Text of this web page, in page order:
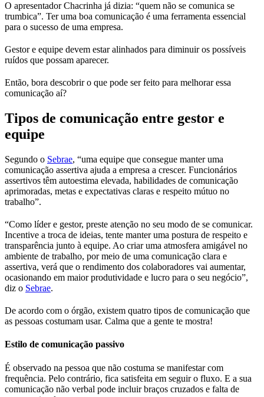
O apresentador Chacrinha já dizia: “quem não se comunica se
trumbica”. Ter uma boa comunicação é uma ferramenta essencial
para o sucesso de uma empresa.
Gestor e equipe devem estar alinhados para diminuir os possíveis
ruídos que possam aparecer.
Então, bora descobrir o que pode ser feito para melhorar essa
comunicação aí?
Tipos de comunicação entre gestor e
equipe
Segundo o Sebrae, “uma equipe que consegue manter uma
comunicação assertiva ajuda a empresa a crescer. Funcionários
assertivos têm autoestima elevada, habilidades de comunicação
aprimoradas, metas e expectativas claras e respeito mútuo no
trabalho”.
“Como líder e gestor, preste atenção no seu modo de se comunicar.
Incentive a troca de ideias, tente manter uma postura de respeito e
transparência junto à equipe. Ao criar uma atmosfera amigável no
ambiente de trabalho, por meio de uma comunicação clara e
assertiva, verá que o rendimento dos colaboradores vai aumentar,
ocasionando em maior produtividade e lucro para o seu negócio”,
diz o Sebrae.
De acordo com o órgão, existem quatro tipos de comunicação que
as pessoas costumam usar. Calma que a gente te mostra!
Estilo de comunicação passivo
É observado na pessoa que não costuma se manifestar com
frequência. Pelo contrário, fica satisfeita em seguir o fluxo. E a sua
comunicação não verbal pode incluir braços cruzados e falta de